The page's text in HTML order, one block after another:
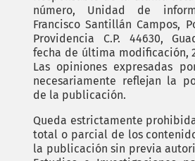
número, Unidad de
Francisco Santillán Campos,
Providencia C.P. 44630,
fecha de última modificación,
Las opiniones expresadas
necesariamente reflejan la
de la publicación.
Queda estrictamente
total o parcial de los
la publicación sin previa